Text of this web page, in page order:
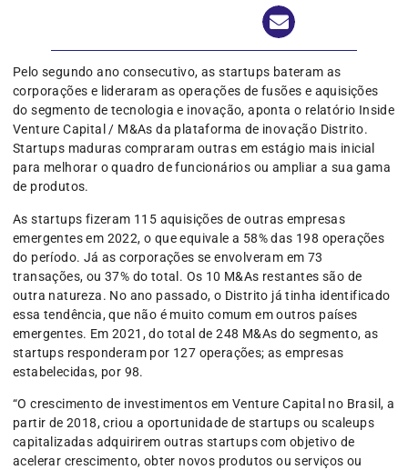
Pelo segundo ano consecutivo, as startups bateram as
corporações e lideraram as operações de fusões e aquisições
do segmento de tecnologia e inovação, aponta o relatório Inside
Venture Capital / M&As da plataforma de inovação Distrito.
Startups maduras compraram outras em estágio mais inicial
para melhorar o quadro de funcionários ou ampliar a sua gama
de produtos.
As startups fizeram 115 aquisições de outras empresas
emergentes em 2022, o que equivale a 58% das 198 operações
do período. Já as corporações se envolveram em 73
transações, ou 37% do total. Os 10 M&As restantes são de
outra natureza. No ano passado, o Distrito já tinha identificado
essa tendência, que não é muito comum em outros países
emergentes. Em 2021, do total de 248 M&As do segmento, as
startups responderam por 127 operações; as empresas
estabelecidas, por 98.
“O crescimento de investimentos em Venture Capital no Brasil, a
partir de 2018, criou a oportunidade de startups ou scaleups
capitalizadas adquirirem outras startups com objetivo de
acelerar crescimento, obter novos produtos ou serviços ou